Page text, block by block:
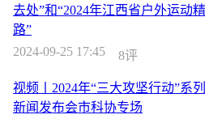
去处”和“2024年江西省户外运动
路”
2024-09-25 17:45
8评
视频丨2024年“三大攻坚行动”系
新闻发布会市科协专场